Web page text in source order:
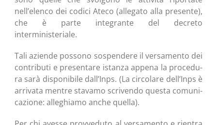
nell’elenco dei codi­ci Ate­co (alle­ga­to alla pre­sen­te),
che è par­te inte­gran­te del decre­to
interministeriale.
Tali azien­de pos­so­no sospen­de­re il ver­sa­men­to dei
con­tri­bu­ti e pre­sen­ta­re istan­za appe­na la pro­ce­du­
ra sarà dispo­ni­bi­le dall’Inps. (La cir­co­la­re dell’Inps è
arri­va­ta men­tre sta­va­mo scri­ven­do que­sta comu­ni­
ca­zio­ne: alle­ghia­mo anche quella).